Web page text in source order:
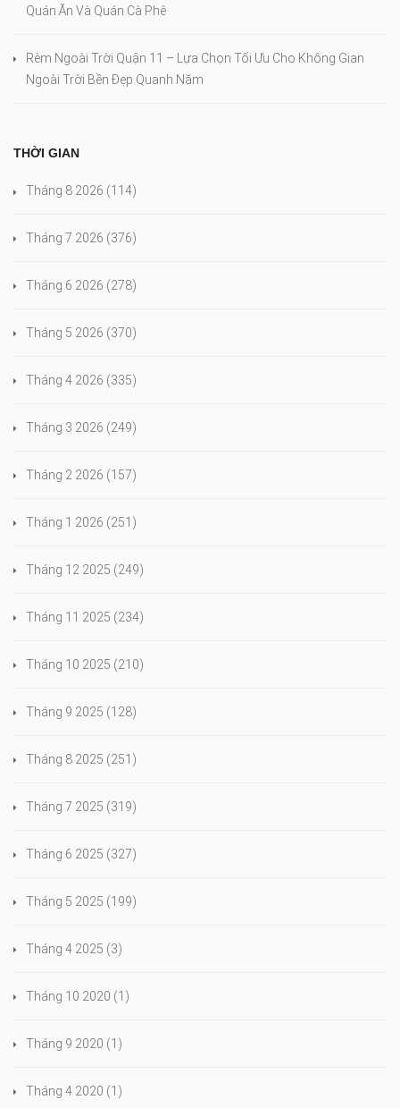
Quán Ăn Và Quán Cà Phê
Rèm Ngoài Trời Quận 11 – Lựa Chọn Tối Ưu Cho Không Gian
Ngoài Trời Bền Đẹp Quanh Năm
THỜI GIAN
Tháng 8 2026 (114)
Tháng 7 2026 (376)
Tháng 6 2026 (278)
Tháng 5 2026 (370)
Tháng 4 2026 (335)
Tháng 3 2026 (249)
Tháng 2 2026 (157)
Tháng 1 2026 (251)
Tháng 12 2025 (249)
Tháng 11 2025 (234)
Tháng 10 2025 (210)
Tháng 9 2025 (128)
Tháng 8 2025 (251)
Tháng 7 2025 (319)
Tháng 6 2025 (327)
Tháng 5 2025 (199)
Tháng 4 2025 (3)
Tháng 10 2020 (1)
Tháng 9 2020 (1)
Tháng 4 2020 (1)